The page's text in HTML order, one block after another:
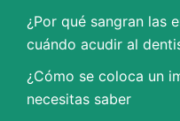
¿Por qué sangran las
cuándo acudir al
¿Cómo se coloca un
necesitas saber